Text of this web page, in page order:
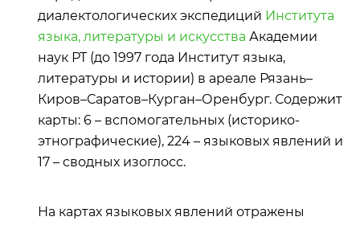
диалектологических экспедиций Института
языка, литературы и искусства Академии
наук РТ (до 1997 года Институт языка,
литературы и истории) в ареале Рязань–
Киров–Саратов–Курган–Оренбург. Содержит
карты: 6 – вспомогательных (историко-
этнографические), 224 – языковых явлений и
17 – сводных изоглосс.
На картах языковых явлений отражены